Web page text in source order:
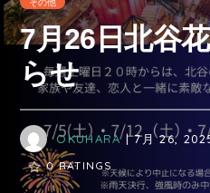
その他
7月26日北谷
らせ
OKUHARA| 7月 26,
0 RATINGS